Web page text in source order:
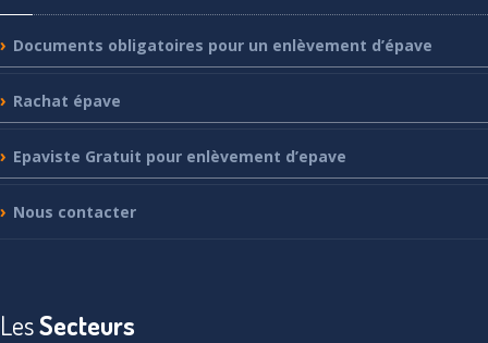
Documents obligatoires pour un enlèvement d’épave
Rachat épave
Epaviste Gratuit pour enlèvement d’epave
Nous contacter
LesSecteurs